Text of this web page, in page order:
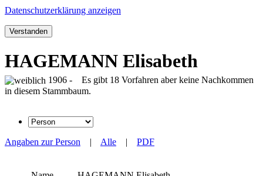
Datenschutzerklärung anzeigen
Verstanden
HAGEMANN Elisabeth
1906 - Es gibt 18 Vorfahren aber keine Nachkommen
in diesem Stammbaum.
Angaben zur Person | Alle | PDF